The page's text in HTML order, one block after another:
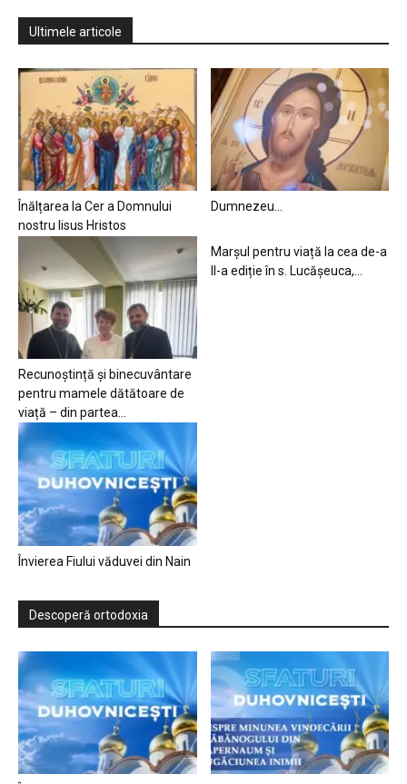
Ultimele articole
Înălțarea la Cer a Domnului
nostru Iisus Hristos
Dumnezeu…
Recunoștință și binecuvântare
pentru mamele dătătoare de
viață – din partea...
Marșul pentru viață la cea de-a
II-a ediție în s. Lucășeuca,...
Învierea Fiului văduvei din Nain
Descoperă ortodoxia